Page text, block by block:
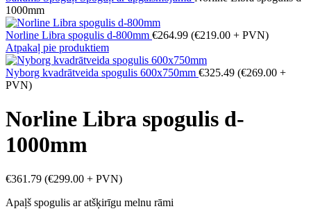
1000mm
Norline Libra spogulis d-800mm €264.99 (€219.00 + PVN)
Atpakaļ pie produktiem
Nyborg kvadrātveida spogulis 600x750mm €325.49 (€269.00 +
PVN)
Norline Libra spogulis d-
1000mm
€361.79 (€299.00 + PVN)
Apaļš spogulis ar atšķirīgu melnu rāmi